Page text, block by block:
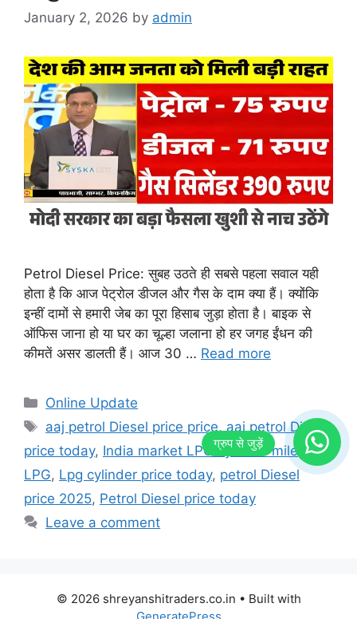
January 2, 2026 by admin
Petrol Diesel Price: सुबह उठते ही सबसे पहला सवाल यही
होता है कि आज पेट्रोल डीजल और गैस के दाम क्या हैं। क्योंकि
इन्हीं दामों से हमारी जेब का पूरा हिसाब जुड़ा होता है। बाइक से
ऑफिस जाना हो या घर का चूल्हा जलाना हो हर जगह ईंधन की
कीमतें असर डालती हैं। आज 30 … Read more
Categories
Online Update
Tags
aaj petrol Diesel price price, aaj petrol Diesel
price today, India market LPG cylinder milega
LPG, Lpg cylinder price today, petrol Diesel
price 2025, Petrol Diesel price today
Leave a comment
© 2026 shreyanshitraders.co.in • Built with
GeneratePress